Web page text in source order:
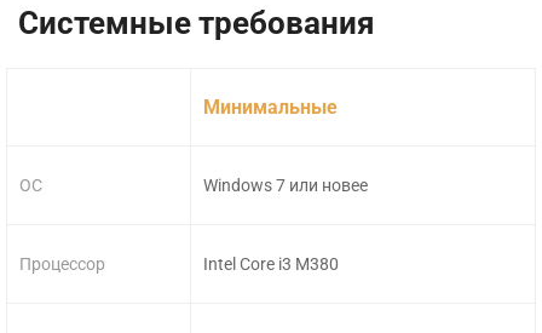
Системные требования
ОС
Процессор
Минимальные
Windows 7 или новее
Intel Core i3 M380